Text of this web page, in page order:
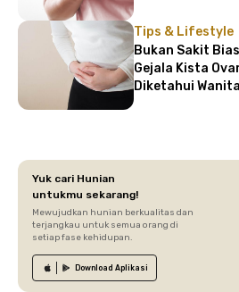
Tips & Lifestyle
Bukan Sakit
Gejala Kista
Diketahui Wanita
Yuk cari Hunian
untukmu sekarang!
Mewujudkan hunian berkualitas dan
terjangkau untuk semua orang di
setiap fase kehidupan.
Download Aplikasi